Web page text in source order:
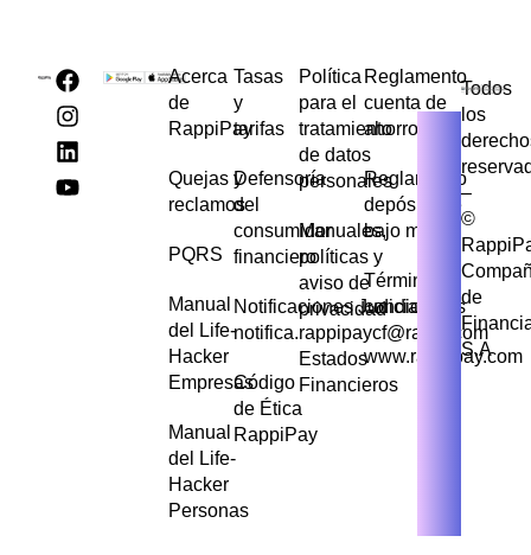
Acerca
de
RappiPay
Quejas y
reclamos
PQRS
Manual
del Life-
Hacker
Empresas
Manual
del Life-
Hacker
Personas
Tasas
y
tarifas
Defensoría
del
consumidor
financiero
Notificaciones Judiciales
notifica.rappipaycf@rappi.com
Código
de Ética
RappiPay
Política
para el
tratamiento
de datos
personales
Manuales,
políticas y
aviso de
privacidad
Estados
Financieros
Reglamento
cuenta de
ahorros
Reglamento
depósito de
bajo monto
Términos y
condiciones
www.rappipay.com
Todos
los
–
©
de
S.A